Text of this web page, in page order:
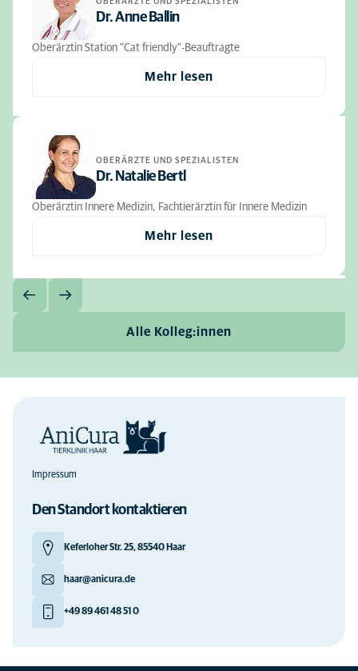
Dr. Anne Ballin
Oberärztin Station "Cat friendly"-Beauftragte
Mehr lesen
OBERÄRZTE UND SPEZIALISTEN
Dr. Natalie Bertl
Oberärztin Innere Medizin, Fachtierärztin für Innere Medizin
Mehr lesen
Alle Kolleg:innen
Impressum
Den Standort kontaktieren
Keferloher Str. 25, 85540 Haar
haar@anicura.de
+49 89 461 48 51 0